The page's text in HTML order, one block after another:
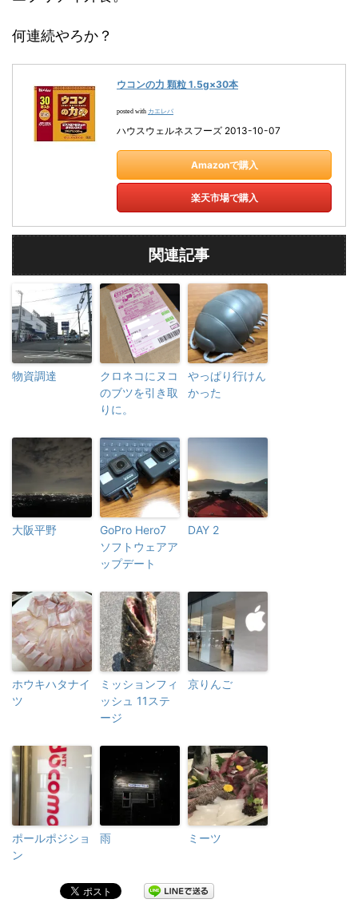
何連続やろか？
ウコンの力 顆粒 1.5g×30本
posted with カエレバ
ハウスウェルネスフーズ 2013-10-07
Amazonで購入
楽天市場で購入
関連記事
物資調達
クロネコにヌコ
のブツを引き取
りに。
やっぱり行けん
かった
大阪平野
GoPro Hero7
ソフトウェアア
ップデート
DAY 2
ホウキハタナイ
ツ
ミッションフィ
ッシュ 11ステ
ージ
京りんご
ポールポジショ
ン
雨 ミーツ